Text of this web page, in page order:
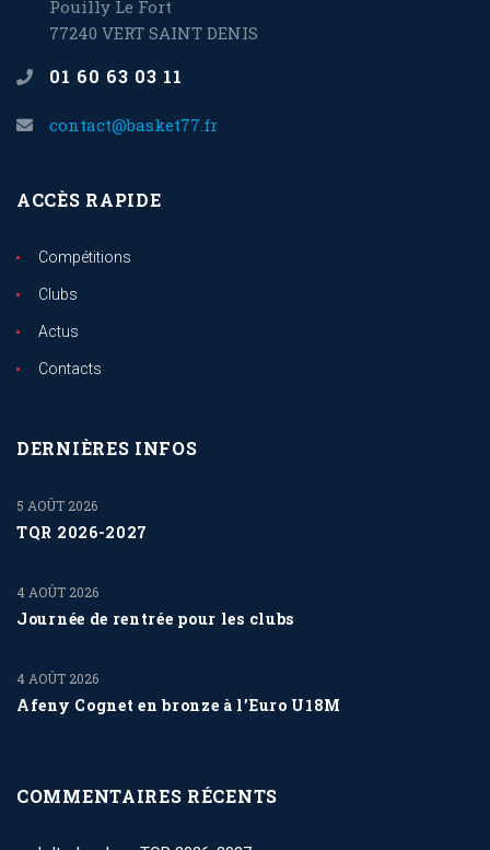
Pouilly Le Fort
77240 VERT SAINT DENIS
01 60 63 03 11
contact@basket77.fr
ACCÈS RAPIDE
Compétitions
Clubs
Actus
Contacts
DERNIÈRES INFOS
TQR 2026-2027
5 AOÛT 2026
Journée de rentrée pour les clubs
4 AOÛT 2026
Afeny Cognet en bronze à l’Euro U18M
4 AOÛT 2026
COMMENTAIRES RÉCENTS